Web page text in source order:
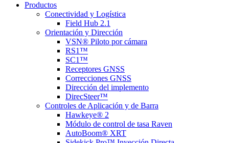
Productos
Conectividad y Logística
Field Hub 2.1
Orientación y Dirección
VSN® Piloto por cámara
RS1™
SC1™
Receptores GNSS
Correcciones GNSS
Dirección del implemento
DirecSteer™
Controles de Aplicación y de Barra
Hawkeye® 2
Módulo de control de tasa Raven
AutoBoom® XRT